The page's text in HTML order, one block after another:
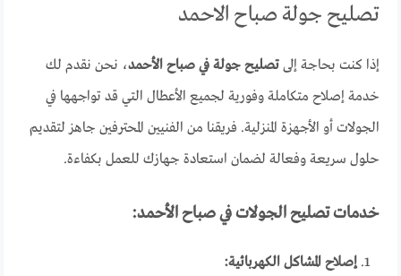
تصليح جولة صباح الاحمد
إذا كنت بحاجة إلىتصليح جولة في صباح الأحمد، نحن نقدم لك
خدمة إصلاح متكاملة وفورية لجميع الأعطال التي قد تواجهها في
الجولات أو الأجهزة المنزلية. فريقنا من الفنيين المحترفين جاهز لتقديم
حلول سريعة وفعالة لضمان استعادة جهازك للعمل بكفاءة.
خدمات تصليح الجولات في صباح الأحمد:
إصلاح المشاكل الكهربائية: